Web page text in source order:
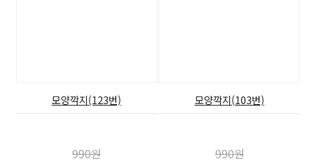
모양깍지(123번)
990원
모양깍지(103번)
990원